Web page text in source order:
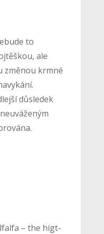
to
ale
změnou krmné
důsledek
– the higt-